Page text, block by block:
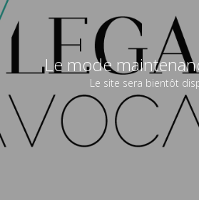
Le mode
Le site sera bientôt